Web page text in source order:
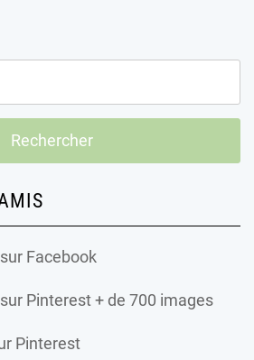
sur Facebook
sur Pinterest + de 700 images
Pinterest